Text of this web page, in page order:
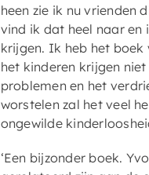
heen zie ik nu vrienden
vind ik dat heel naar en
krijgen. Ik heb het boek
het kinderen krijgen
problemen en het
worstelen zal het veel
ongewilde
‘Een bijzonder boek.